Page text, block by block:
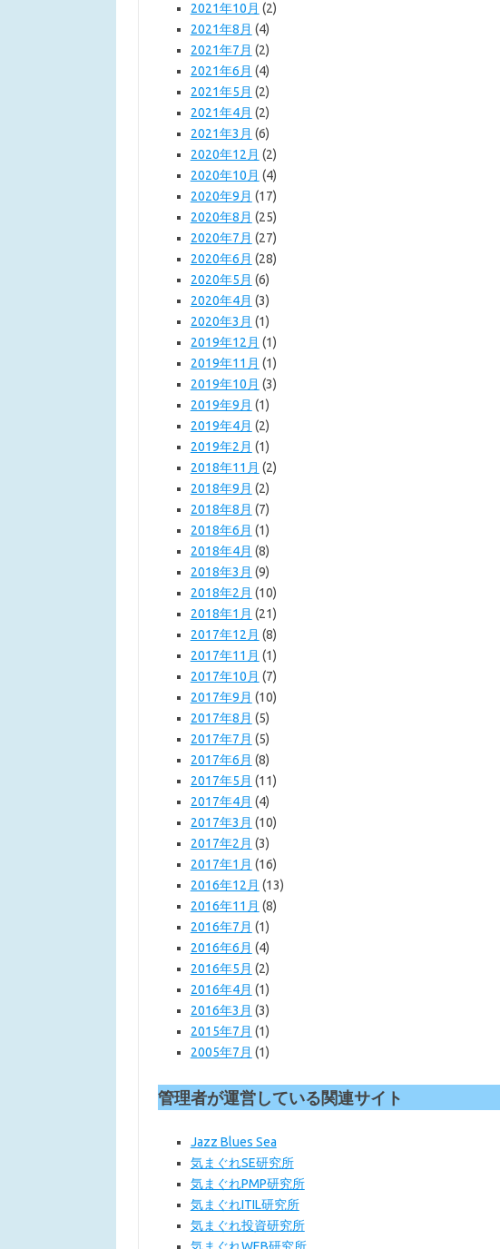
2021年10月 (2)
2021年8月 (4)
2021年7月 (2)
2021年6月 (4)
2021年5月 (2)
2021年4月 (2)
2021年3月 (6)
2020年12月 (2)
2020年10月 (4)
2020年9月 (17)
2020年8月 (25)
2020年7月 (27)
2020年6月 (28)
2020年5月 (6)
2020年4月 (3)
2020年3月 (1)
2019年12月 (1)
2019年11月 (1)
2019年10月 (3)
2019年9月 (1)
2019年4月 (2)
2019年2月 (1)
2018年11月 (2)
2018年9月 (2)
2018年8月 (7)
2018年6月 (1)
2018年4月 (8)
2018年3月 (9)
2018年2月 (10)
2018年1月 (21)
2017年12月 (8)
2017年11月 (1)
2017年10月 (7)
2017年9月 (10)
2017年8月 (5)
2017年7月 (5)
2017年6月 (8)
2017年5月 (11)
2017年4月 (4)
2017年3月 (10)
2017年2月 (3)
2017年1月 (16)
2016年12月 (13)
2016年11月 (8)
2016年7月 (1)
2016年6月 (4)
2016年5月 (2)
2016年4月 (1)
2016年3月 (3)
2015年7月 (1)
2005年7月 (1)
管理者が運営している関連サイト
Jazz Blues Sea
気まぐれSE研究所
気まぐれPMP研究所
気まぐれITIL研究所
気まぐれ投資研究所